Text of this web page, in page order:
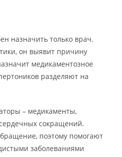
назначить только врач.
он выявит причину
медикаментозное
разделяют на
– медикаменты,
сокращений.
поэтому помогают
заболеваниями